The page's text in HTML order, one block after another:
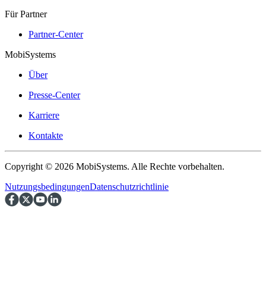
Für Partner
Partner-Center
MobiSystems
Über
Presse-Center
Karriere
Kontakte
Copyright © 2026 MobiSystems. Alle Rechte vorbehalten.
NutzungsbedingungenDatenschutzrichtlinie